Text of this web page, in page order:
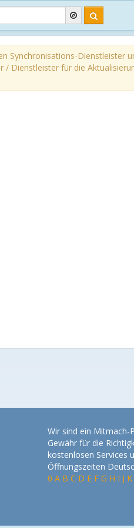
Synchronisations-Dienstleister
Dienstleister für die
Wir sind ein Mitmach-
Gewähr für die
kostenlosen Services
Öffnungszeiten
0 A B C D E F G H I J K